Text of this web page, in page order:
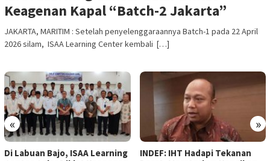
Keagenan Kapal “Batch-2 Jakarta”
JAKARTA, MARITIM : Setelah penyelenggaraannya Batch-1 pada 22 April
2026 silam, ISAA Learning Center kembali […]
« »
INDEF: IHT Hadapi Tekanan
Kemenperin Dorong